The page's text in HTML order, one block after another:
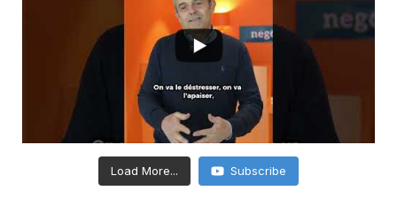
Load More... Subscribe